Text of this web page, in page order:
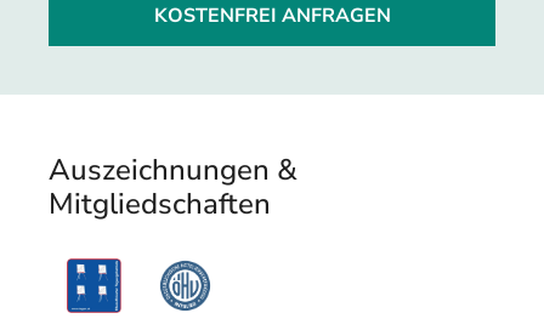
KOSTENFREI ANFRAGEN
Auszeichnungen &
Mitgliedschaften